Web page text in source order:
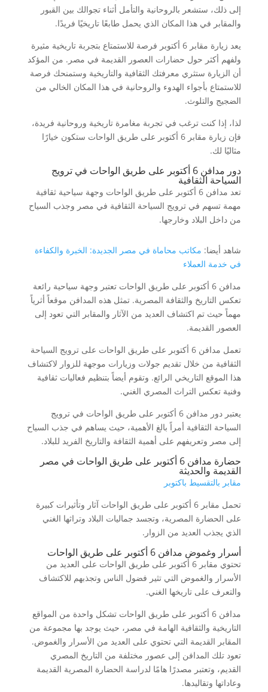
إلى ذلك، ستشعر بالروحانية والتأمل أثناء تجوالك بين القبور
والمقابر في هذا المكان الذي يحمل طابعًا تاريخيًا فريدًا.
يعد زيارة مقابر 6 أكتوبر فرصة للاستمتاع بتجربة تاريخية مثيرة
ولفهم أكثر حول حضارات العصور القديمة في مصر. من المؤكد
أن الزيارة ستثري معرفتك الثقافية والتاريخية وستمنحك فرصة
للاستمتاع بأجواء الهدوء والروحانية في هذا المكان الخالي من
الضجيج والتلوث.
لذا، إذا كنت ترغب في تجربة مغامرة تاريخية وروحانية فريدة،
فإن زيارة مقابر 6 أكتوبر على طريق الواحات ستكون خيارًا
مثاليًا لك.
دور مدافن 6 أكتوبر على طريق الواحات في ترويج
السياحة الثقافية
تعد مدافن 6 أكتوبر على طريق الواحات وجهة سياحية ثقافية
مهمة تسهم في ترويج السياحة الثقافية في مصر وجذب السياح
من داخل البلاد وخارجها.
شاهد أيضا: مكاتب محاماة في مصر الجديدة: الخبرة والكفاءة
في خدمة العملاء
مدافن 6 أكتوبر على طريق الواحات تعتبر وجهة سياحية رائعة
تعكس التاريخ والثقافة المصرية. تمثل هذه المدافن موقعاً أثرياً
مهماً حيث تم اكتشاف العديد من الآثار والمقابر التي تعود إلى
العصور القديمة.
تعمل مدافن 6 أكتوبر على طريق الواحات على ترويج السياحة
الثقافية من خلال تقديم جولات وزيارات موجهة للزوار لاكتشاف
هذا الموقع التاريخي الرائع. وتقوم أيضاً بتنظيم فعاليات ثقافية
وفنية تعكس التراث المصري الغني.
يعتبر دور مدافن 6 أكتوبر على طريق الواحات في ترويج
السياحة الثقافية أمراً بالغ الأهمية، حيث يساهم في جذب السياح
إلى مصر وتعريفهم على أهمية الثقافة والتاريخ الفريد للبلاد.
حضارة مدافن 6 أكتوبر على طريق الواحات في مصر
القديمة والحديثة
مقابر بالتقسيط باكتوبر
تحمل مقابر 6 أكتوبر على طريق الواحات آثار وتأثيرات كبيرة
على الحضارة المصرية، وتجسد جماليات البلاد وتراثها الغني
الذي يجذب العديد من الزوار.
أسرار وغموض مدافن 6 أكتوبر على طريق الواحات
تحتوي مقابر 6 أكتوبر على طريق الواحات على العديد من
الأسرار والغموض التي تثير فضول الناس وتجذبهم للاكتشاف
والتعرف على تاريخها الغني.
مدافن 6 أكتوبر على طريق الواحات تشكل واحدة من المواقع
التاريخية والثقافية الهامة في مصر، حيث يوجد بها مجموعة من
المقابر القديمة التي تحتوي على العديد من الأسرار والغموض.
تعود تلك المدافن إلى عصور مختلفة من التاريخ المصري
القديم، وتعتبر مصدرًا هامًا لدراسة الحضارة المصرية القديمة
وعاداتها وتقاليدها.